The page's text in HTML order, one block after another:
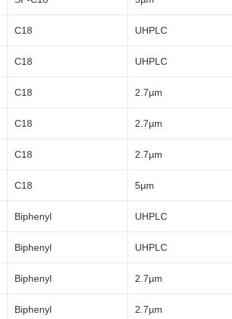
C18 UHPLC
C18 UHPLC
C18 2.7µm
C18 2.7µm
C18 2.7µm
C18 5µm
Biphenyl UHPLC
Biphenyl UHPLC
Biphenyl 2.7µm
Biphenyl 2.7µm